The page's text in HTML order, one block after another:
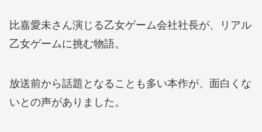
比嘉愛未さん演じる乙女ゲーム会社社長が、リアル
乙女ゲームに挑む物語。
放送前から話題となることも多い本作が、面白くな
いとの声がありました。